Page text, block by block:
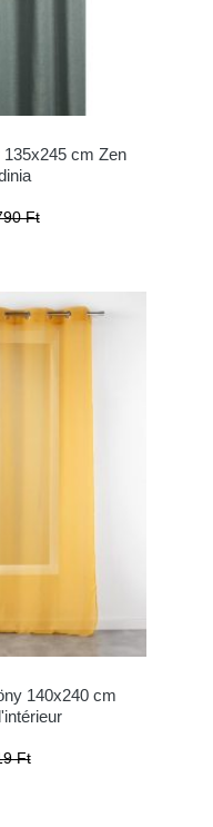
cm Zen
Ft
140x240 cm
Ft